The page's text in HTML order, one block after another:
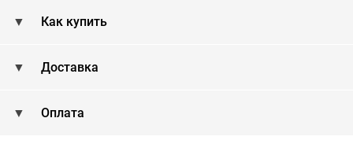
Как купить
Доставка
Оплата